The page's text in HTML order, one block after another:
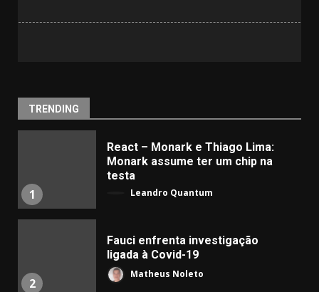
TRENDING
1
React – Monark e Thiago Lima:
Monark assume ter um chip na
testa
Leandro Quantum
2
Fauci enfrenta investigação
ligada à Covid-19
Matheus Noleto